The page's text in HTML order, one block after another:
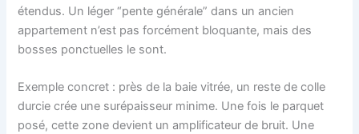
étendus. Un léger “pente générale” dans un ancien
appartement n’est pas forcément bloquante, mais des
bosses ponctuelles le sont.
Exemple concret : près de la baie vitrée, un reste de colle
durcie crée une surépaisseur minime. Une fois le parquet
posé, cette zone devient un amplificateur de bruit. Une